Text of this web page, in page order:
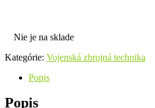
Nie je na sklade
Kategórie: Vojenská zbrojná technika
Popis
Popis